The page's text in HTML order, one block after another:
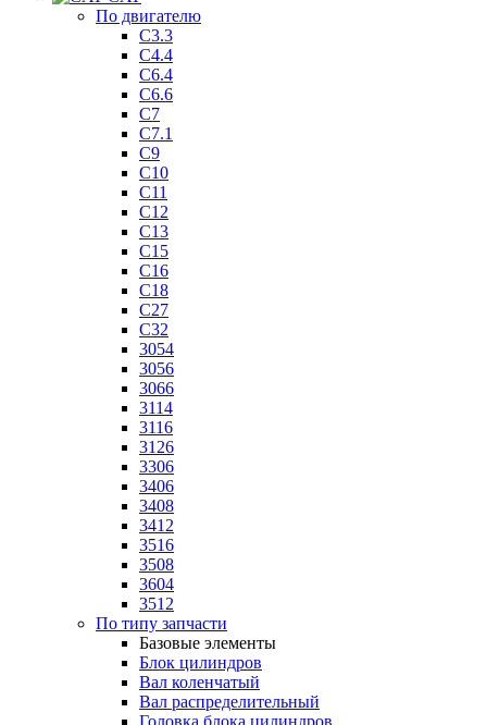
По двигателю
C3.3
C4.4
C6.4
C6.6
C7
C7.1
C9
C10
C11
C12
C13
C15
C16
C18
C27
C32
3054
3056
3066
3114
3116
3126
3306
3406
3408
3412
3516
3508
3604
3512
По типу запчасти
Базовые элементы
Блок цилиндров
Вал коленчатый
Вал распределительный
Головка блока цилиндров